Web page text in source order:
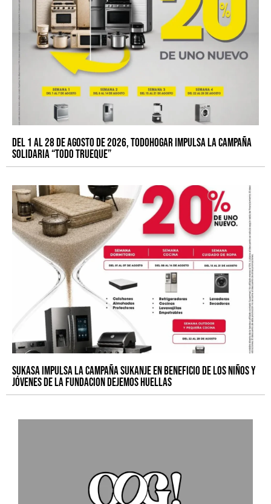
Del 1 al 28 de agosto de 2026, Todohogar impulsa la campaña
solidaria “Todo Trueque”
Sukasa impulsa la campaña SUKANJE en beneficio de los niños y
jóvenes de la Fundacion Dejemos Huellas